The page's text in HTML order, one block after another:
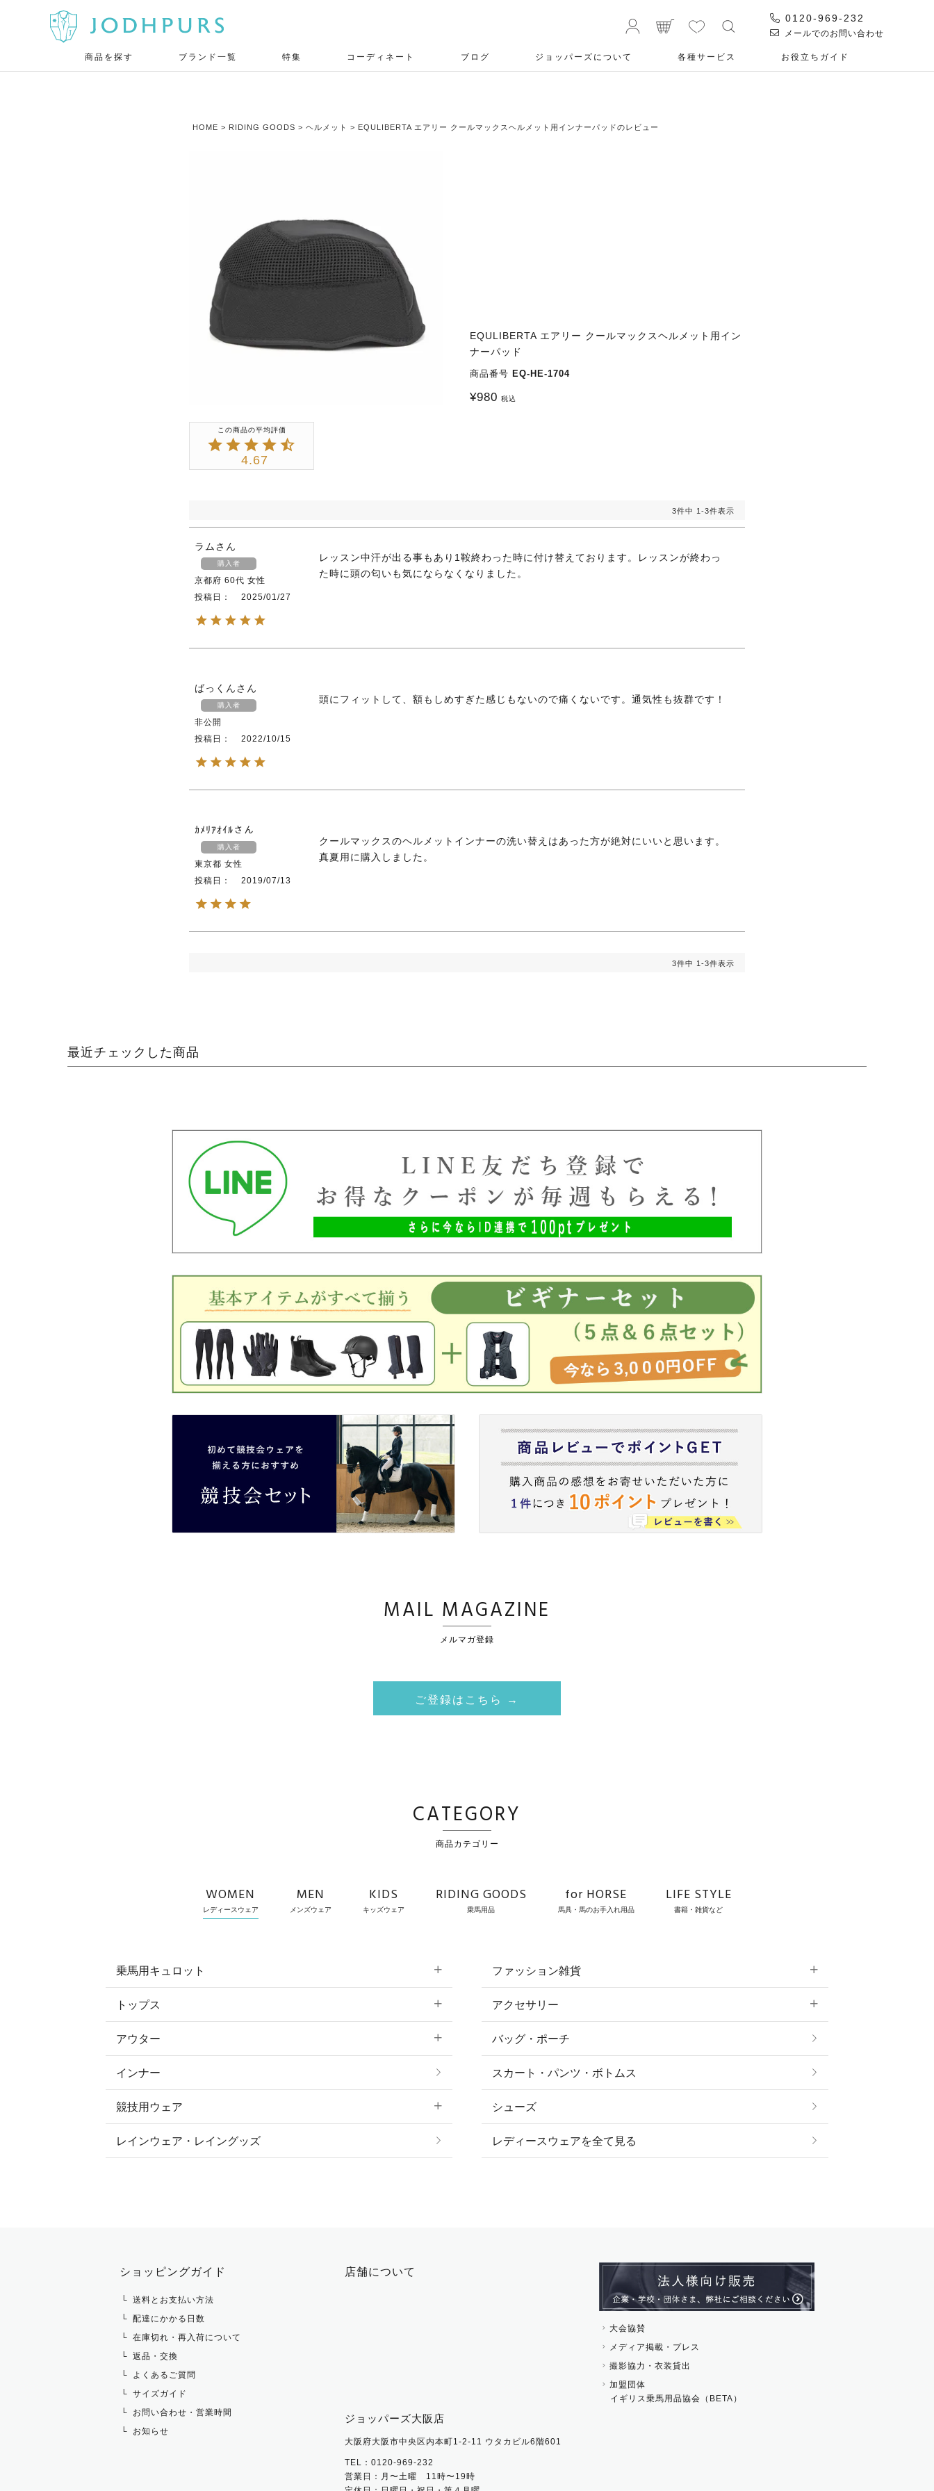
0120-969-232
メールでのお問い合わせ
商品を探す ブランド一覧 特集 コーディネート ブログ ジョッパーズについて 各種サービス お役⽴ちガイド
HOME RIDING GOODS ヘルメット EQULIBERTA エアリー クールマックスヘルメット用インナーパッドのレビュー
EQULIBERTA エアリー クールマックスヘルメット用イン
ナーパッド
商品番号 EQ-HE-1704
¥980 税込
4.67
3件中 1 -3件表示
ラム
購入者
京都府 60代 女性
投稿日
2025/01/27
レッスン中汗が出る事もあり1鞍終わった時に付け替えております。レッスンが終わっ
た時に頭の匂いも気にならなくなりました。
ばっくん
購入者
非公開
投稿日
2022/10/15
頭にフィットして、額もしめすぎた感じもないので痛くないです。通気性も抜群です！
ｶﾒﾘｱｵｲﾙ
購入者
東京都 女性
投稿日
2019/07/13
クールマックスのヘルメットインナーの洗い替えはあった方が絶対にいいと思います。
真夏用に購入しました。
3件中 1 -3件表示
最近チェックした商品
MAIL MAGAZINE
メルマガ登録
ご登録はこちら →
CATEGORY
商品カテゴリー
WOMEN
レディースウェア
MEN
メンズウェア
KIDS
キッズウェア
RIDING GOODS
乗馬用品
for HORSE
馬具・馬のお手入れ用品
LIFE STYLE
書籍・雑貨など
乗馬用キュロット
すべてのキュロット
フルグリップ・尻革 キュロット
ニーグリップ・膝革 キュロット
トップス
すべてのトップス
ポロシャツ
カットソー・Tシャツ・タンクトップ
その他 トップス
アウター
すべてのアウター
コート
ジャケット・ブルゾン
インナー
競技用ウェア
すべての競技用ウェア
レインウェア・レイングッズ
ファッション雑貨
すべてのファッション雑貨
ソックス
ベルト
キーホルダー・チャーム・ストラップ
その他 ファッション雑貨
アクセサリー
すべてのアクセサリー
リング
ピアス・イヤリング
その他 アクセサリー
バッグ・ポーチ
スカート・パンツ・ボトムス
シューズ
レディースウェアを全て見る
ショッピングガイド
送料とお支払い方法
配達にかかる日数
在庫切れ・再入荷について
返品・交換
よくあるご質問
サイズガイド
お問い合わせ・営業時間
お知らせ
店舗について
ジョッパーズ大阪店
大阪府大阪市中央区内本町1-2-11 ウタカビル6階601
TEL：0120-969-232
営業日：月〜土曜 11時〜19時
大会協賛
メディア掲載・プレス
撮影協力・衣装貸出
加盟団体
イギリス乗馬用品協会（BETA）